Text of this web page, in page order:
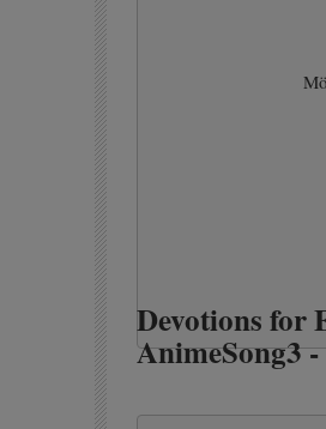
Devotions for
AnimeSong3